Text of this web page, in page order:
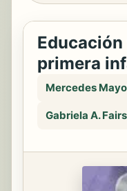
primera
Mercedes
Gabriela A.